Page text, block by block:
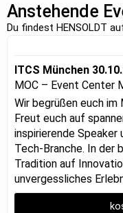
Anstehende
Du findest HENSOLDT
ITCS München
MOC – Event Center
Wir begrüßen euch im
Freut euch auf
inspirierende Speaker
Tech-Branche. In der
Tradition auf
unvergessliches